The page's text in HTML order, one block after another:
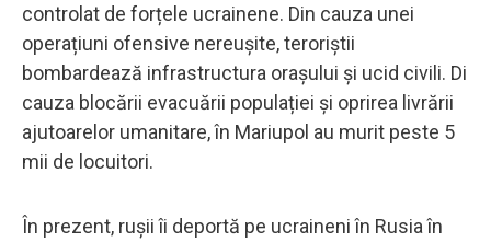
controlat de forțele ucrainene. Din cauza unei
operațiuni ofensive nereușite, teroriștii
bombardează infrastructura orașului și ucid civili. Di
cauza blocării evacuării populației și oprirea livrării
ajutoarelor umanitare, în Mariupol au murit peste 5
mii de locuitori.
În prezent, rușii îi deportă pe ucraineni în Rusia în